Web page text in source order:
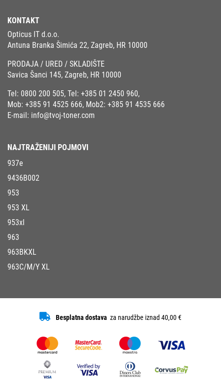
KONTAKT
Opticus IT d.o.o.
Antuna Branka Šimića 22, Zagreb, HR 10000
PRODAJA / URED / SKLADIŠTE
Savica Šanci 145, Zagreb, HR 10000
Tel: 0800 200 505, Tel: +385 01 2450 960,
Mob: +385 91 4525 666, Mob2: +385 91 4535 666
E-mail: info@tvoj-toner.com
NAJTRAŽENIJI POJMOVI
937e
9436B002
953
953 XL
953xl
963
963BKXL
963C/M/Y XL
Besplatna dostava za narudžbe iznad 40,00 €